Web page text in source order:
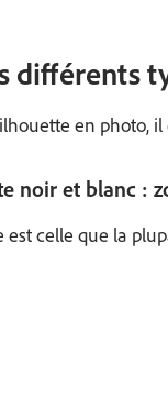
différents
en photo,
noir et blanc :
celle que la